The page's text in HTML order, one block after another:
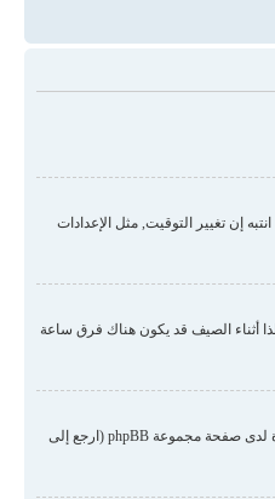
إن تغيير التوقيت, مثل الإعدادات
أثناء الصيف قد يكون هناك فرق ساعة
هناك احتمال أن المسؤول لم يضع لغتك من ضمن اللغات المنصبة أو لم يقم أحد بترجمة المنتدى للغتك. حاول الطلب من المسؤول أن ينصب لغتك في المنتدى, إن لم تكن موجودة لم لا تبدأ بالترجمة؟. المزيد من المعلومات موجودة لدى صفحة مجموعة phpBB (ارجع إلى